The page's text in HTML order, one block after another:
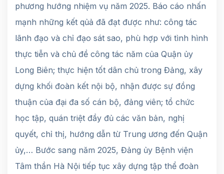
phương hướng nhiệm vụ năm 2025. Báo cáo nhấn
mạnh những kết qủả đã đạt được như: công tác
lãnh đạo và chỉ đạo sát sao, phù hợp với tình hình
thực tiễn và chủ đề công tác năm của Quận ủy
Long Biên; thực hiện tốt dân chủ trong Đảng, xây
dựng khối đoàn kết nội bộ, nhận được sự đồng
thuận của đại đa số cán bộ, đảng viên; tổ chức
học tập, quán triệt đầy đủ các văn bản, nghị
quyết, chỉ thị, hướng dẫn từ Trung ương đến Quận
ủy,… Bước sang năm 2025, Đảng ủy Bệnh viện
Tâm thần Hà Nội tiếp tục xây dựng tập thể đoàn